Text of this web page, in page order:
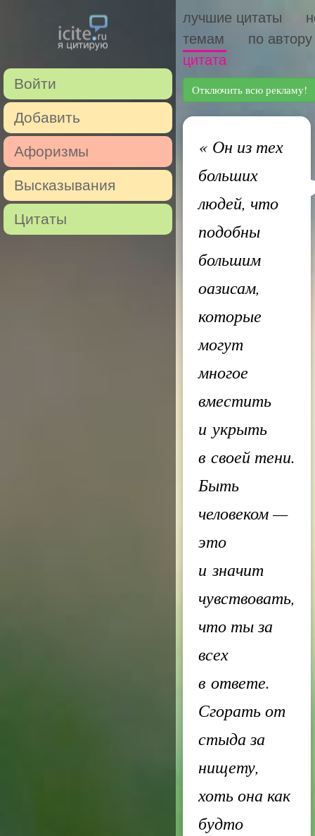
Войти
Добавить
Афоризмы
Высказывания
Цитаты
лучшие цитаты
темам
по автору
цитата
Отключить всю рекламу!
«Он из тех
больших
людей, что
подобны
большим
оазисам,
которые
могут
многое
вместить
и укрыть
в своей тени.
Быть
человеком —
это
и значит
чувствовать,
что ты за
всех
в ответе.
Сгорать от
стыда за
нищету,
хоть она как
будто